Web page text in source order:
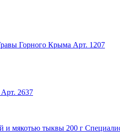
Горного Крыма Арт. 1207
Арт. 2637
и мякотью тыквы 200 г